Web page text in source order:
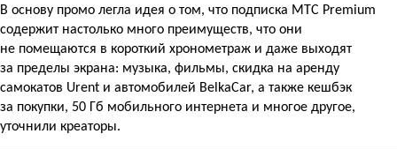
В основу промо легла идея о том, что подписка МТС Premium
содержит настолько много преимуществ, что они
не помещаются в короткий хронометраж и даже выходят
за пределы экрана: музыка, фильмы, скидка на аренду
самокатов Urent и автомобилей BelkaCar, а также кешбэк
за покупки, 50 Гб мобильного интернета и многое другое,
уточнили креаторы.